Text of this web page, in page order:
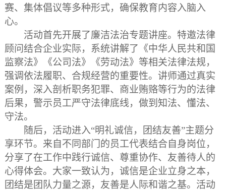
赛、集体倡议等多种形式，确保教育内容入脑入
心。
活动首先开展了廉洁法治专题讲座。特邀法律
顾问结合企业实际，系统讲解了《中华人民共和国
监察法》《公司法》《劳动法》等相关法律法规，
强调依法履职、合规经营的重要性。讲师通过真实
案例，深入剖析职务犯罪、商业贿赂等行为的法律
后果，警示员工严守法律底线，做到知法、懂法、
守法。
随后，活动进入“明礼诚信， 团结友善”主题分
享环节。来自不同部门的员工代表结合自身岗位，
分享了在工作中践行诚信、尊重协作、友善待人的
心得体会。大家一致认为，诚信是企业立身之本，
团结是团队力量之源，友善是人际和谐之基。活动